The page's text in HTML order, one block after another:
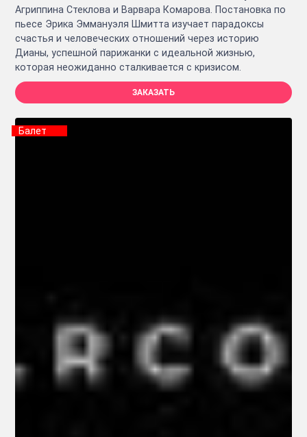
Агриппина Стеклова и Варвара Комарова. Постановка по
пьесе Эрика Эммануэля Шмитта изучает парадоксы
счастья и человеческих отношений через историю
Дианы, успешной парижанки с идеальной жизнью,
которая неожиданно сталкивается с кризисом.
ЗАКАЗАТЬ
Балет